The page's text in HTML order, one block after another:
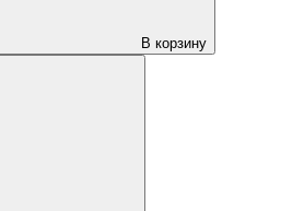
В корзину